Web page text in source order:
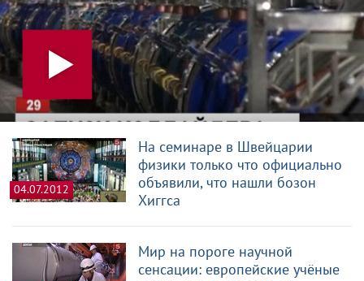
04.07.2012
На семинаре в Швейцарии
физики только что официально
объявили, что нашли бозон
Хиггса
Мир на пороге научной
сенсации: европейские учёные